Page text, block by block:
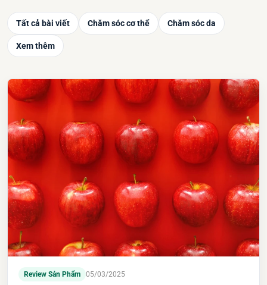
Tất cả bài viết Chăm sóc cơ thể Chăm sóc da
Xem thêm
Review Sản Phẩm 05/03/2025